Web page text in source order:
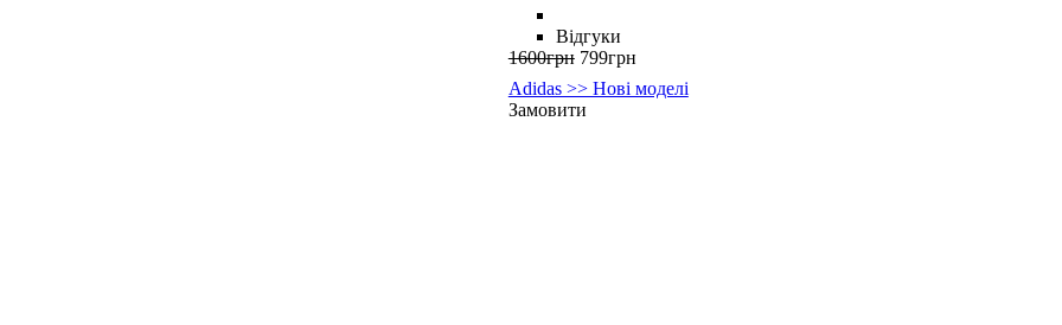
Відгуки
1600грн 799грн
Adidas >> Нові моделі
Замовити